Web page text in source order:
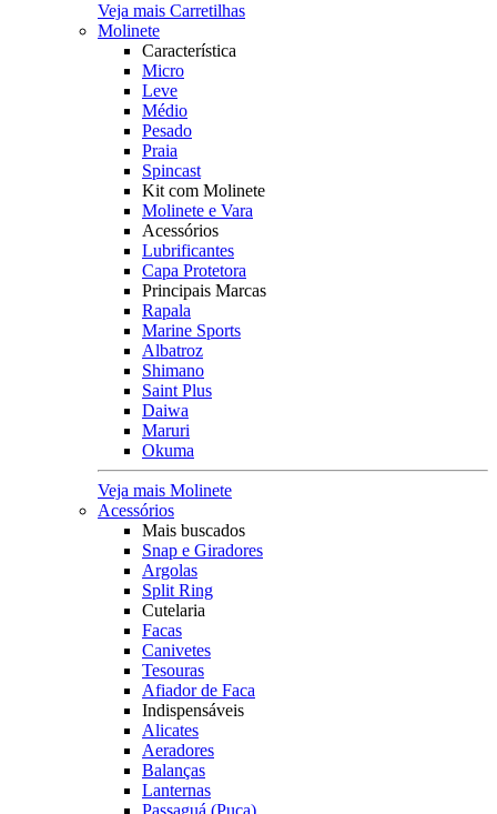
Veja mais Carretilhas
Molinete
Característica
Micro
Leve
Médio
Pesado
Praia
Spincast
Kit com Molinete
Molinete e Vara
Acessórios
Lubrificantes
Capa Protetora
Principais Marcas
Rapala
Marine Sports
Albatroz
Shimano
Saint Plus
Daiwa
Maruri
Okuma
Veja mais Molinete
Acessórios
Mais buscados
Snap e Giradores
Argolas
Split Ring
Cutelaria
Facas
Canivetes
Tesouras
Afiador de Faca
Indispensáveis
Alicates
Aeradores
Balanças
Lanternas
Passaguá (Puça)